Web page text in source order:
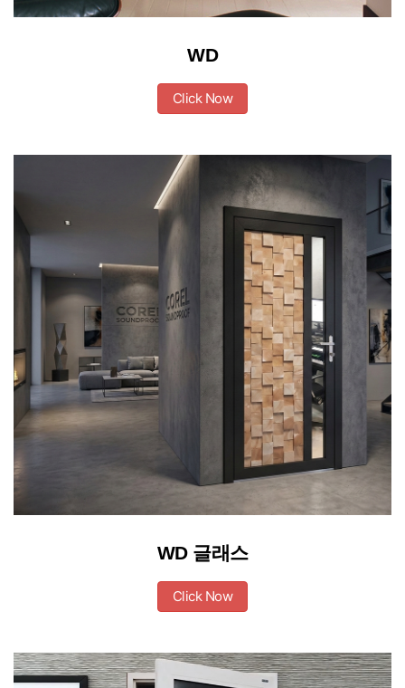
WD
Click Now
WD 글래스
Click Now